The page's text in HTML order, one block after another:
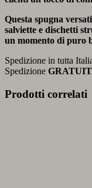
Questa spugna
salviette e dischetti
un momento di puro
Spedizione in tutta
Spedizione
Prodotti correlati